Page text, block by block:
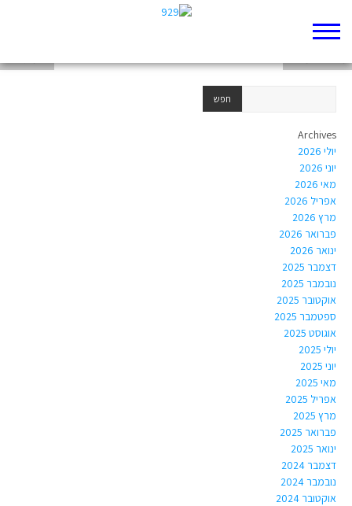
Archives
יולי 2026
יוני 2026
מאי 2026
אפריל 2026
מרץ 2026
פברואר 2026
ינואר 2026
דצמבר 2025
נובמבר 2025
אוקטובר 2025
ספטמבר 2025
אוגוסט 2025
יולי 2025
יוני 2025
מאי 2025
אפריל 2025
מרץ 2025
פברואר 2025
ינואר 2025
דצמבר 2024
נובמבר 2024
אוקטובר 2024